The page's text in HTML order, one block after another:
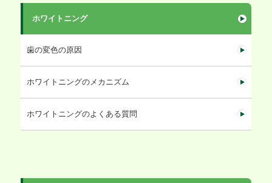
ホワイトニング
歯の変色の原因
ホワイトニングのメカニズム
ホワイトニングのよくある質問